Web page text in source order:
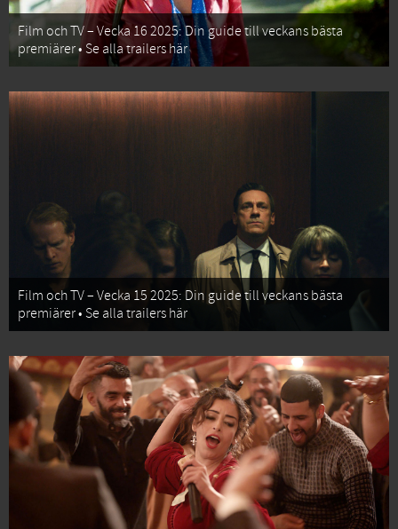
Film och TV – Vecka 16 2025: Din guide till veckans bästa
premiärer • Se alla trailers här
Film och TV – Vecka 15 2025: Din guide till veckans bästa
premiärer • Se alla trailers här